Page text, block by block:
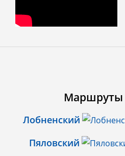
Лобненский
Пяловский